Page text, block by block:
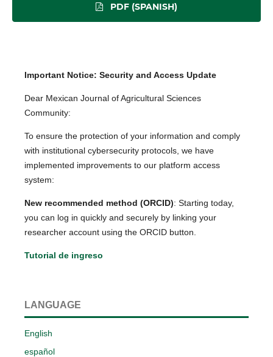
PDF (SPANISH)
Important Notice: Security and Access Update
Dear Mexican Journal of Agricultural Sciences
Community:
To ensure the protection of your information and comply
with institutional cybersecurity protocols, we have
implemented improvements to our platform access
system:
New recommended method (ORCID): Starting today,
you can log in quickly and securely by linking your
researcher account using the ORCID button.
Tutorial de ingreso
LANGUAGE
English
español